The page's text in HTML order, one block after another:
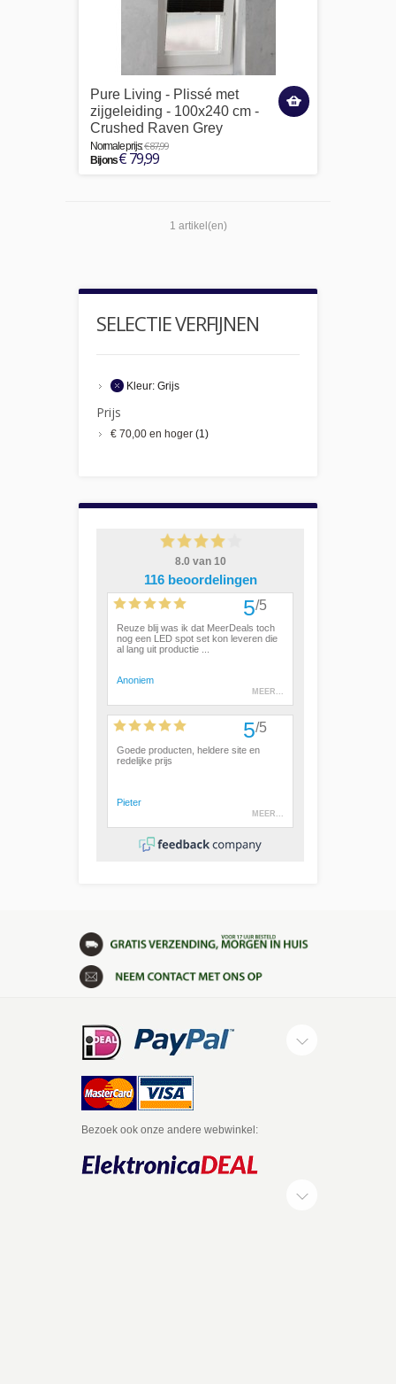
Pure Living - Plissé met
zijgeleiding - 100x240 cm -
Crushed Raven Grey
Normale prijs:€ 87,99
Bij ons€ 79,99
1 artikel(en)
SELECTIE VERFIJNEN
Kleur: Grijs
Prijs
€ 70,00 en hoger (1)
Bezoek ook onze andere webwinkel: